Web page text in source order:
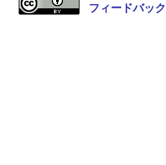
フィードバッ